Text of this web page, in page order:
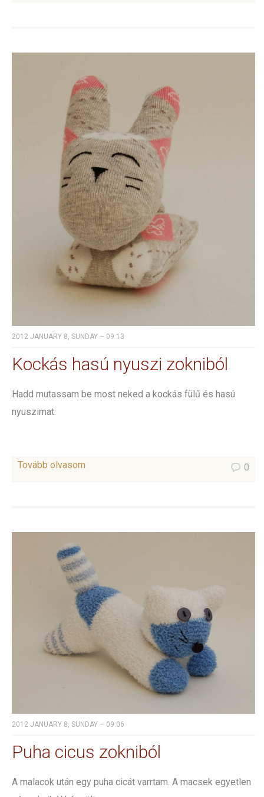
2012 JANUARY 8, SUNDAY – 09:13
Kockás hasú nyuszi zokniból
Hadd mutassam be most neked a kockás fülű és hasú
nyuszimat:
Tovább olvasom 0
2012 JANUARY 8, SUNDAY – 09:06
Puha cicus zokniból
A malacok után egy puha cicát varrtam. A macsek egyetlen